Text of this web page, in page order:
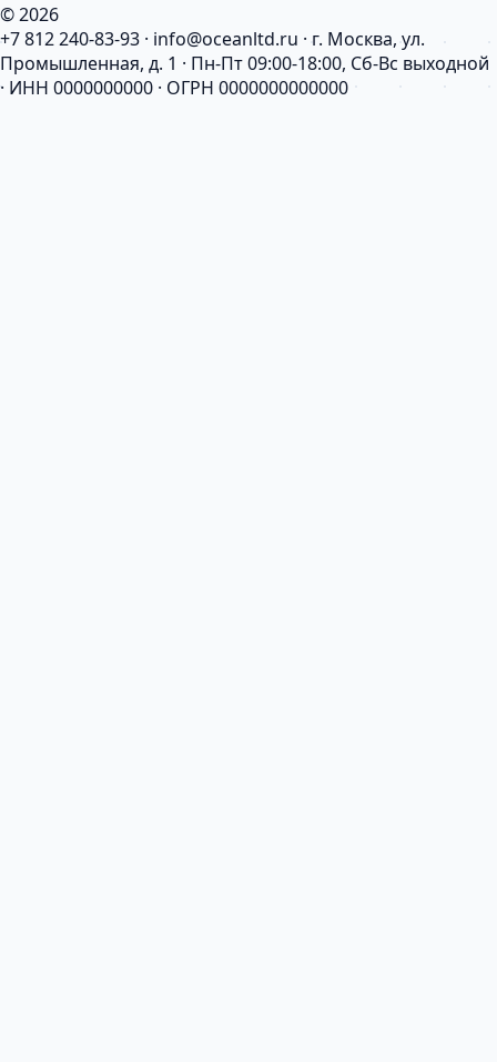
© 2026
+7 812 240-83-93 · info@oceanltd.ru · г. Москва, ул.
Промышленная, д. 1 · Пн-Пт 09:00-18:00, Сб-Вс выходной
· ИНН 0000000000 · ОГРН 0000000000000